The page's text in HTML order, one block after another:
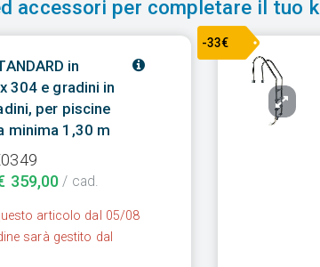
accessori per completare il tuo
in
304 e gradini in
per piscine
minima 1,30 m
359,00 / cad.
articolo dal 05/08
sarà gestito dal
-33€